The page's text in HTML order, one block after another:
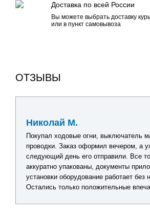
Доставка по всей России
Вы можете выбрать доставку
или в пункт самовывоза
ОТЗЫВЫ
Павел Г.
Искал комплект оборудования для
лодочной электрики. Получил
по каждому товару, помогли подобрать
решение без лишних затрат. Видно,
действительно разбираются в
получения заказа все проверил -